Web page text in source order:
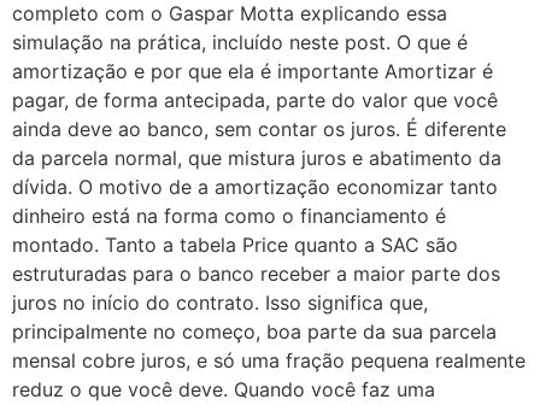
completo com o Gaspar Motta explicando essa
simulação na prática, incluído neste post. O que é
amortização e por que ela é importante Amortizar é
pagar, de forma antecipada, parte do valor que você
ainda deve ao banco, sem contar os juros. É diferente
da parcela normal, que mistura juros e abatimento da
dívida. O motivo de a amortização economizar tanto
dinheiro está na forma como o financiamento é
montado. Tanto a tabela Price quanto a SAC são
estruturadas para o banco receber a maior parte dos
juros no início do contrato. Isso significa que,
principalmente no começo, boa parte da sua parcela
mensal cobre juros, e só uma fração pequena realmente
reduz o que você deve. Quando você faz uma